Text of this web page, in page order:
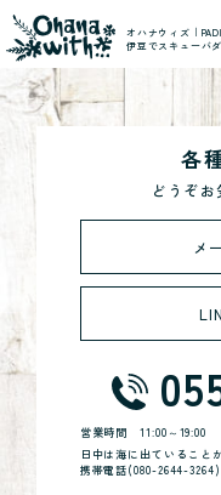
オハナウィズ｜
伊豆でスキューバ
各
どうぞお
メ
営業時間11:00～19:00
日中は海に出ていること
携帯電話(080-2644-3264